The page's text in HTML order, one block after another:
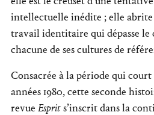
intellectuelle inédite ; elle
travail identitaire qui dépasse le
chacune de ses cultures de
Consacrée à la période qui court
années 1980, cette seconde
revue Esprits’inscrit dans la